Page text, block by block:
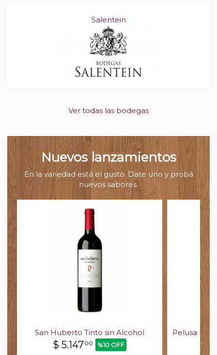
Salentein
Ver todas las bodegas
Nuevos lanzamientos
En la variedad está el gusto. Date uno y probá
nuevos sabores.
San Huberto Tinto sin Alcohol
$ 5.14700 %10 OFF
Pelusa
$